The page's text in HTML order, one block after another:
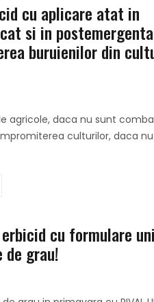
cu aplicare atat in
si in
buruienilor din
agricole, daca nu sunt
culturilor, daca
erbicid cu formulare
grau!